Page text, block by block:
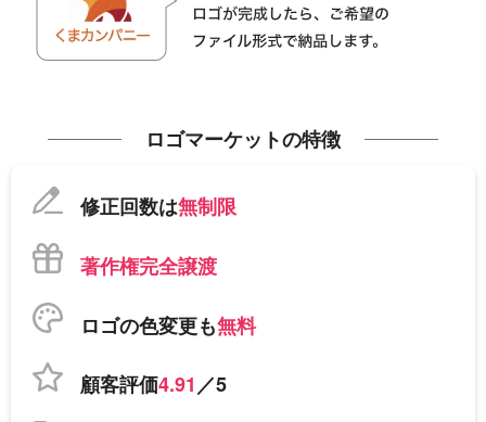
ロゴマーケットの特徴
修正回数は無制限
著作権完全譲渡
ロゴの色変更も無料
顧客評価4.91／5